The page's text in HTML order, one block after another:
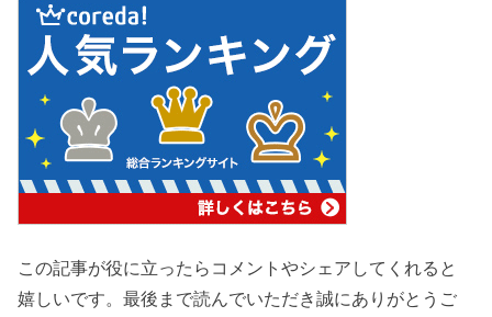
この記事が役に立ったらコメントやシェアしてくれると
嬉しいです。最後まで読んでいただき誠にありがとうご